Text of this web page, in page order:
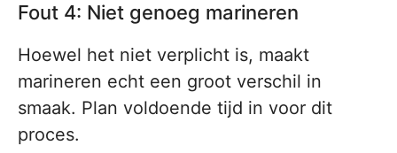
Fout 4: Niet genoeg marineren
Hoewel het niet verplicht is, maakt
marineren echt een groot verschil in
smaak. Plan voldoende tijd in voor dit
proces.